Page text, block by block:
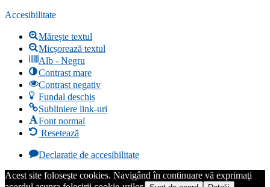
Accesibilitate
Mărește textul
Micșorează textul
Alb - Negru
Contrast mare
Contrast negativ
Fundal deschis
Subliniere link-uri
Font normal
Resetează
Declaratie de accesibilitate
Acest site foloseşte cookies. Navigând în continuare vă exprimaţi